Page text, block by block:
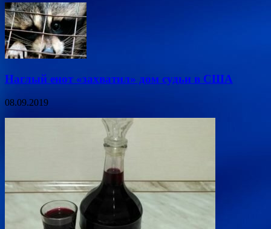
Наглый енот «захватил» дом судьи в США
08.09.2019